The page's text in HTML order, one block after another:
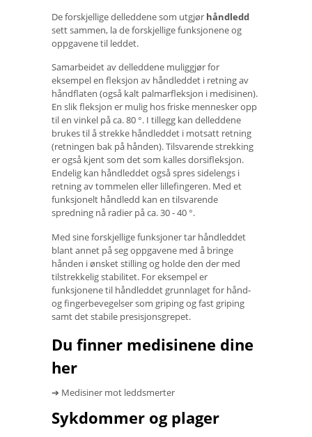
De forskjellige delleddene som utgjør håndledd
sett sammen, la de forskjellige funksjonene og
oppgavene til leddet.
Samarbeidet av delleddene muliggjør for
eksempel en fleksjon av håndleddet i retning av
håndflaten (også kalt palmarfleksjon i medisinen).
En slik fleksjon er mulig hos friske mennesker opp
til en vinkel på ca. 80 °. I tillegg kan delleddene
brukes til å strekke håndleddet i motsatt retning
(retningen bak på hånden). Tilsvarende strekking
er også kjent som det som kalles dorsifleksjon.
Endelig kan håndleddet også spres sidelengs i
retning av tommelen eller lillefingeren. Med et
funksjonelt håndledd kan en tilsvarende
spredning nå radier på ca. 30 - 40 °.
Med sine forskjellige funksjoner tar håndleddet
blant annet på seg oppgavene med å bringe
hånden i ønsket stilling og holde den der med
tilstrekkelig stabilitet. For eksempel er
funksjonene til håndleddet grunnlaget for hånd-
og fingerbevegelser som griping og fast griping
samt det stabile presisjonsgrepet.
Du finner medisinene dine
her
➔ Medisiner mot leddsmerter
Sykdommer og plager